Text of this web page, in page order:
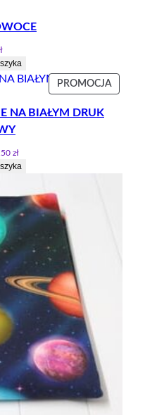
PROMOCJA
NA BIAŁYM DRUK
złAktualna
cena
13.50 zł.